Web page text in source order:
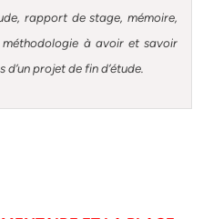
rapport de stage, mémoire,
à avoir et savoir
projet de fin d’étude